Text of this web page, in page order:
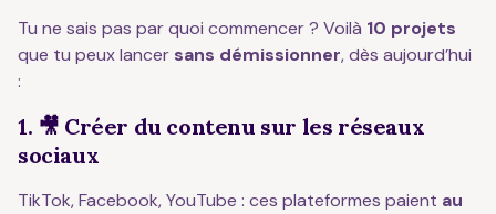
Tu ne sais pas par quoi commencer ? Voilà 10 projets
que tu peux lancer sans démissionner, dès aujourd’hui
:
1. 🎥 Créer du contenu sur les réseaux
sociaux
TikTok, Facebook, YouTube : ces plateformes paient au